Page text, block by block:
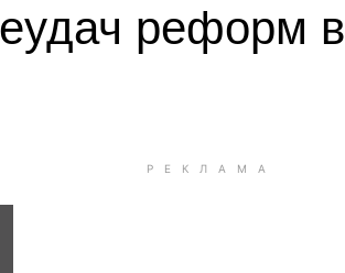
реформ в